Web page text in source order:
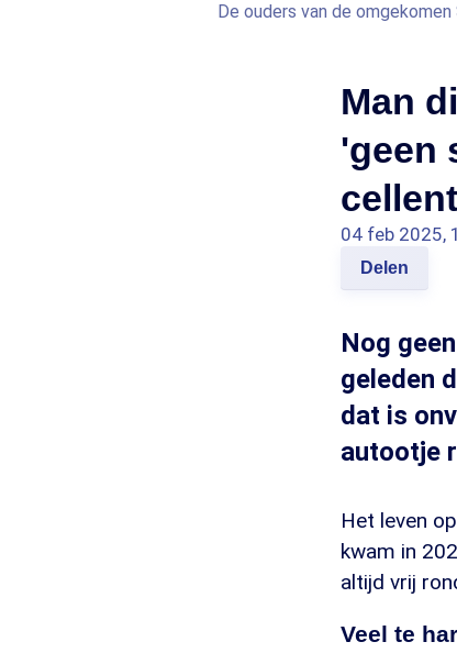
De ouders van de omgekomen
Man
'geen
04 feb 2025,
Delen
Nog
geleden
dat is
autootje
Het leven
kwam in
altijd vrij
Veel te